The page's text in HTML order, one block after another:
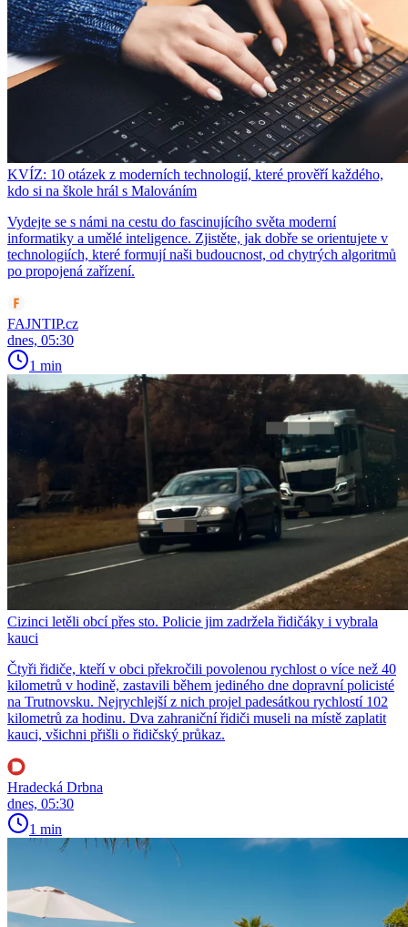
KVÍZ: 10 otázek z moderních technologií, které prověří každého,
kdo si na škole hrál s Malováním
Vydejte se s námi na cestu do fascinujícího světa moderní
informatiky a umělé inteligence. Zjistěte, jak dobře se orientujete v
technologiích, které formují naši budoucnost, od chytrých algoritmů
po propojená zařízení.
FAJNTIP.cz
dnes, 05:30
1 min
Cizinci letěli obcí přes sto. Policie jim zadržela řidičáky i vybrala
kauci
Čtyři řidiče, kteří v obci překročili povolenou rychlost o více než 40
kilometrů v hodině, zastavili během jediného dne dopravní policisté
na Trutnovsku. Nejrychlejší z nich projel padesátkou rychlostí 102
kilometrů za hodinu. Dva zahraniční řidiči museli na místě zaplatit
kauci, všichni přišli o řidičský průkaz.
Hradecká Drbna
dnes, 05:30
1 min